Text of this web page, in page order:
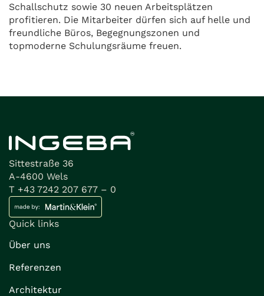
Schallschutz sowie 30 neuen Arbeitsplätzen
profitieren. Die Mitarbeiter dürfen sich auf helle und
freundliche Büros, Begegnungszonen und
topmoderne Schulungsräume freuen.
Sittestraße 36
A-4600 Wels
T +43 7242 207 677 – 0
Quick links
Über uns
Referenzen
Architektur